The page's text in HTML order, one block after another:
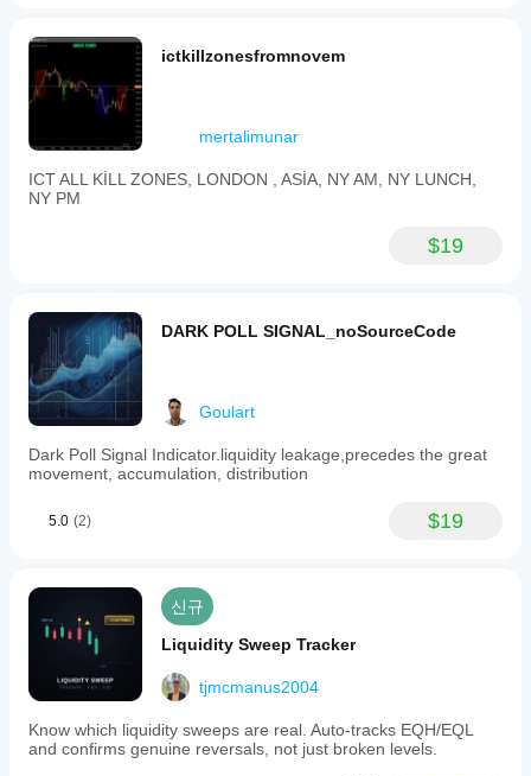
ictkillzonesfromnovem
mertalimunar
ICT ALL KİLL ZONES, LONDON , ASİA, NY AM, NY LUNCH,
NY PM
$19
DARK POLL SIGNAL_noSourceCode
Goulart
Dark Poll Signal Indicator.liquidity leakage,precedes the great
movement, accumulation, distribution
5.0 (2) $19
신규
Liquidity Sweep Tracker
tjmcmanus2004
Know which liquidity sweeps are real. Auto-tracks EQH/EQL
and confirms genuine reversals, not just broken levels.